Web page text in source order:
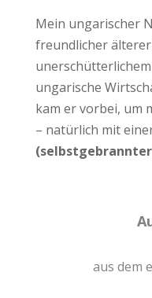
Mein ungarischer
freundlicher
ungarische
kam er vorbei, um
– natürlich mit
(selbstgebrannter
aus dem